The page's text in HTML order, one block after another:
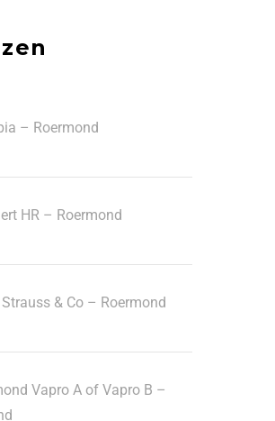
– Roermond
HR – Roermond
& Co – Roermond
Vapro A of Vapro B –